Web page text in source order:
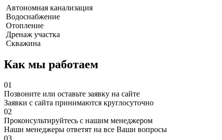
Автономная канализация
Водоснабжение
Отопление
Дренаж участка
Скважина
Как мы работаем
01
Позвоните или оставьте заявку на сайте
Заявки с сайта принимаются круглосуточно
02
Проконсультируйтесь с нашим менеджером
Наши менеджеры ответят на все Ваши вопросы